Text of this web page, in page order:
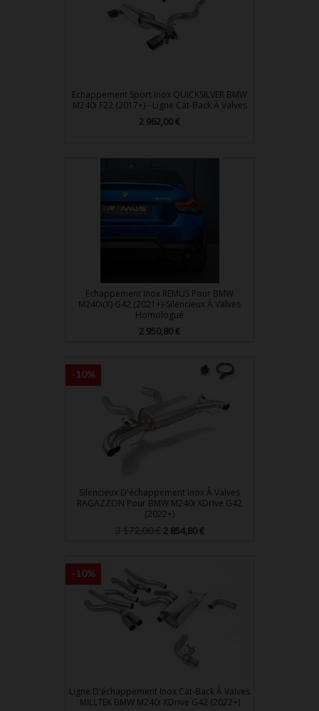
Echappement Sport Inox QUICKSILVER BMW
M240i F22 (2017+) - Ligne Cat-Back À Valves
Prix
2 962,00 €
Echappement Inox REMUS Pour BMW
M240i(x) G42 (2021+)-Silencieux À Valves
Homologué
Prix
2 950,80 €
Silencieux D'échappement Inox À Valves
RAGAZZON Pour BMW M240i XDrive G42
(2022+)
Prix
2 854,80 €
-10%
Ligne D'échappement Inox Cat-Back À Valves
MILLTEK BMW M240i XDrive G42 (2022+)
-10%